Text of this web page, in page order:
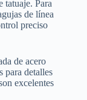
tatuaje. Para
de línea
preciso
de acero
para detalles
excelentes